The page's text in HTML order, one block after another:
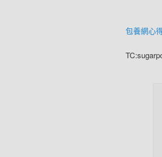
包養網心